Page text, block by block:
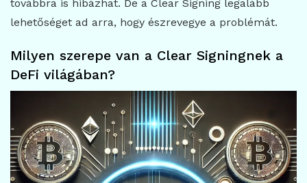
továbbra is hibázhat. De a Clear Signing legalább
lehetőséget ad arra, hogy észrevegye a problémát.
Milyen szerepe van a Clear Signingnek a
DeFi világában?